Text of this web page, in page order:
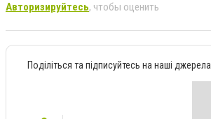
Авторизируйтесь, чтобы оценить
Поділіться та підписуйтесь на наші джерела